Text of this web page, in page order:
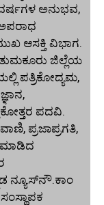
ಅನುಭವ,
ಆಸಕ್ತಿ ವಿಭಾಗ.
ಜಿಲ್ಲೆಯ
ಪತ್ರಿಕೋದ್ಯಮ,
ಪದವಿ.
ಪ್ರಜಾಪ್ರಗತಿ,
ಮಾಡಿದ
ನ್ಯೂಸ್‌ನೌ.ಕಾಂ